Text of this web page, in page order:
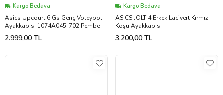
Kargo Bedava
Asics Upcourt 6 Gs Genç Voleybol
Ayakkabısı 1074A045-702 Pembe
2.999,00 TL
Kargo Bedava
ASICS JOLT 4 Erkek Lacivert Kırmızı
Koşu Ayakkabısı
3.200,00 TL